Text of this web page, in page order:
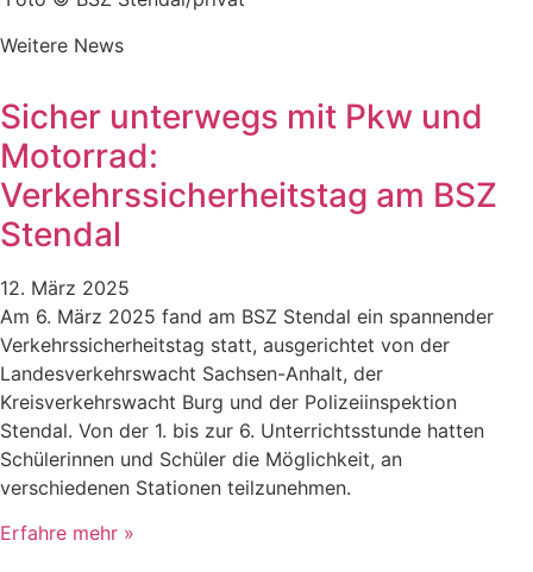
Weitere News
Sicher unterwegs mit Pkw und
Motorrad:
Verkehrssicherheitstag am BSZ
Stendal
12. März 2025
Am 6. März 2025 fand am BSZ Stendal ein spannender
Verkehrssicherheitstag statt, ausgerichtet von der
Landesverkehrswacht Sachsen-Anhalt, der
Kreisverkehrswacht Burg und der Polizeiinspektion
Stendal. Von der 1. bis zur 6. Unterrichtsstunde hatten
Schülerinnen und Schüler die Möglichkeit, an
verschiedenen Stationen teilzunehmen.
Erfahre mehr »